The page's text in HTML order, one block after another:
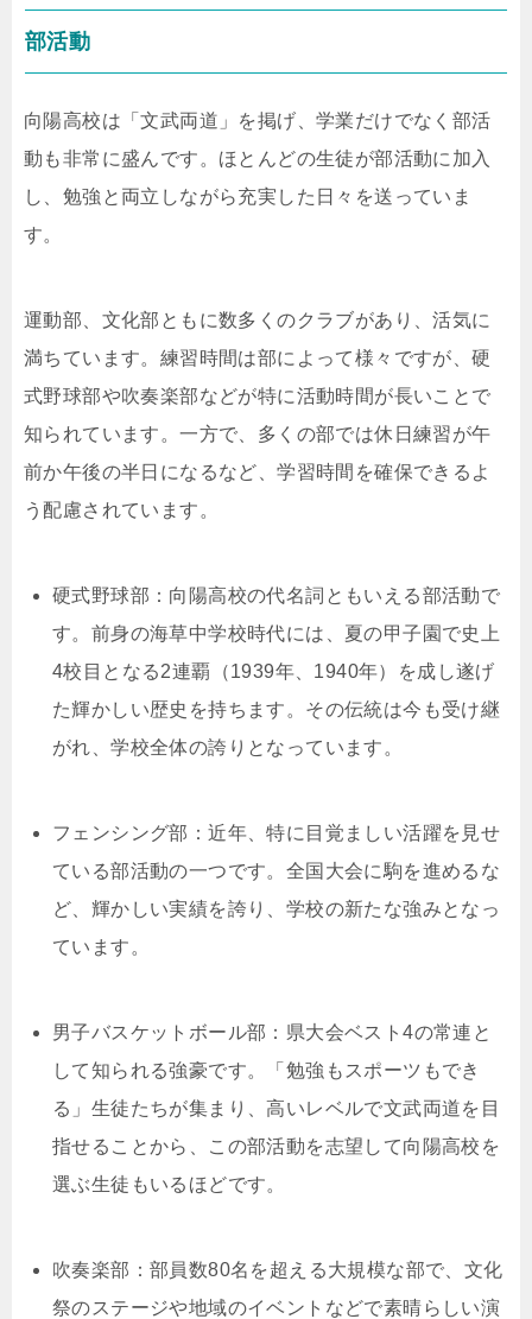
部活動
向陽高校は「文武両道」を掲げ、学業だけでなく部活
動も非常に盛んです。ほとんどの生徒が部活動に加入
し、勉強と両立しながら充実した日々を送っていま
す。
運動部、文化部ともに数多くのクラブがあり、活気に
満ちています。練習時間は部によって様々ですが、硬
式野球部や吹奏楽部などが特に活動時間が長いことで
知られています。一方で、多くの部では休日練習が午
前か午後の半日になるなど、学習時間を確保できるよ
う配慮されています。
硬式野球部：向陽高校の代名詞ともいえる部活動で
す。前身の海草中学校時代には、夏の甲子園で史上
4校目となる2連覇（1939年、1940年）を成し遂げ
た輝かしい歴史を持ちます。その伝統は今も受け継
がれ、学校全体の誇りとなっています。
フェンシング部：近年、特に目覚ましい活躍を見せ
ている部活動の一つです。全国大会に駒を進めるな
ど、輝かしい実績を誇り、学校の新たな強みとなっ
ています。
男子バスケットボール部：県大会ベスト4の常連と
して知られる強豪です。「勉強もスポーツもでき
る」生徒たちが集まり、高いレベルで文武両道を目
指せることから、この部活動を志望して向陽高校を
選ぶ生徒もいるほどです。
吹奏楽部：部員数80名を超える大規模な部で、文化
祭のステージや地域のイベントなどで素晴らしい演